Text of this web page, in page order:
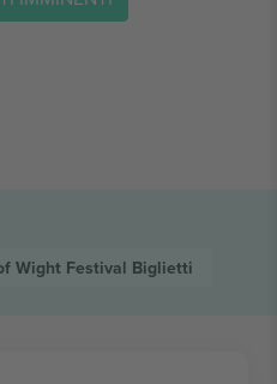
Wight Festival Biglietti